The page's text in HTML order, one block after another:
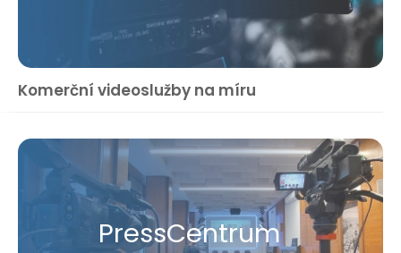
Komerční videoslužby na míru
Press​Centrum